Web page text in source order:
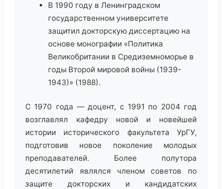
В 1990 году в Ленинградском
государственном университете
защитил докторскую диссертацию на
основе монографии «Политика
Великобритании в Средиземноморье в
годы Второй мировой войны (1939-
1943)» (1988).
С 1970 года — доцент, с 1991 по 2004 год
возглавлял кафедру новой и новейшей
истории исторического факультета УрГУ,
подготовив новое поколение молодых
преподавателей. Более полутора
десятилетий являлся членом советов по
защите докторских и кандидатских